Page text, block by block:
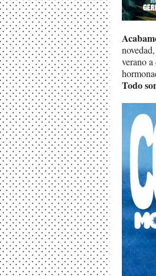
verano
Todo